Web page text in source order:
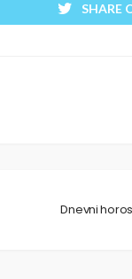
SHARE
Dnevni